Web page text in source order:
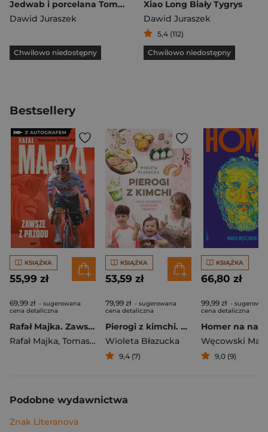
Jedwab i porcelana Tom 4 Czarny żółw
Dawid Juraszek
Chwilowo niedostępny
Xiao Long Biały Tygrys
Dawid Juraszek
5,4 (112)
Chwilowo niedostępny
Bestsellery
KSIĄŻKA
55,99 zł
69,99 zł - sugerowana
cena detaliczna
Rafał Majka. Zawsze z przodu. Rozmawia Tomasz Kalemba - książka z autografem
Rafał Majka, Tomasz Kalemba
KSIĄŻKA
53,59 zł
79,99 zł - sugerowana
cena detaliczna
Pierogi z kimchi. Moje ulubione azjatyckie przepisy
Wioleta Błazucka
9,4 (7)
KSIĄŻKA
66,80 zł
99,99 zł -
cena detaliczna
Węcowski
9,0 (9)
Podobne wydawnictwa
Znak Literanova